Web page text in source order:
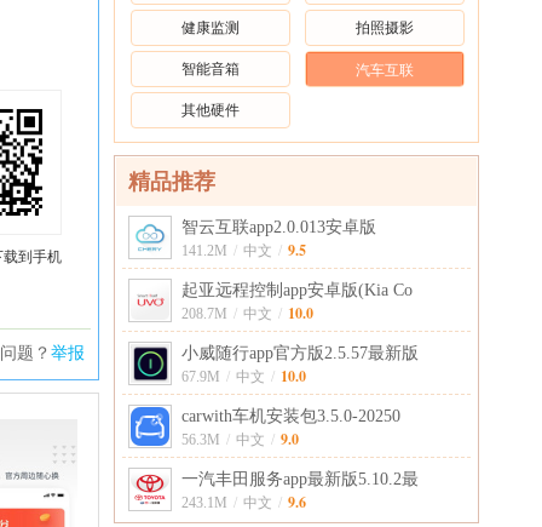
题？ 举报
载到手机
健康监测 拍照摄影
智能音箱 汽车互联
其他硬件
精品推荐
智云互联app2.0.013安卓版
141.2M / 中文 / 9.5
起亚远程控制app安卓版(Kia Co
208.7M / 中文 / 10.0
小威随行app官方版2.5.57最新版
67.9M / 中文 / 10.0
carwith车机安装包3.5.0-20250
56.3M / 中文 / 9.0
一汽丰田服务app最新版5.10.2最
243.1M / 中文 / 9.6